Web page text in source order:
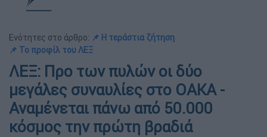
Ενότητες στο άρθρο: 📌 Η τεράστια ζήτηση
📌 Το προφίλ του ΛΕΞ
ΛΕΞ: Προ των πυλών οι δύο
μεγάλες συναυλίες στο ΟΑΚΑ -
Αναμένεται πάνω από 50.000
κόσμος την πρώτη βραδιά